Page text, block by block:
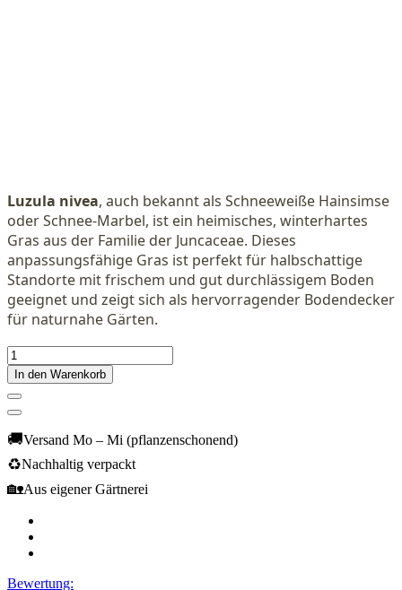
Luzula nivea, auch bekannt als Schneeweiße Hainsimse
oder Schnee-Marbel, ist ein heimisches, winterhartes
Gras aus der Familie der Juncaceae. Dieses
anpassungsfähige Gras ist perfekt für halbschattige
Standorte mit frischem und gut durchlässigem Boden
geeignet und zeigt sich als hervorragender Bodendecker
für naturnahe Gärten.
In den Warenkorb
🚚Versand Mo – Mi (pflanzenschonend)
♻️Nachhaltig verpackt
🏡Aus eigener Gärtnerei
Bewertung: